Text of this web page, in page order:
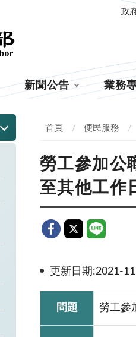
政
新聞公告 業務
首頁 便民服務
勞工參加公
至其他工作
更新日期:2021-
問題 勞工參